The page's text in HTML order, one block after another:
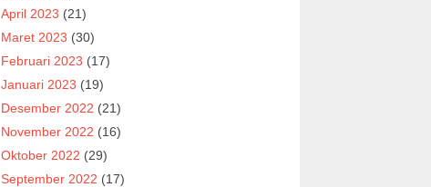
April 2023 (21)
Maret 2023 (30)
Februari 2023 (17)
Januari 2023 (19)
Desember 2022 (21)
November 2022 (16)
Oktober 2022 (29)
September 2022 (17)